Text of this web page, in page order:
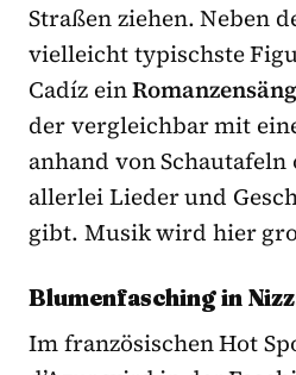
Straßen ziehen. Neben
vielleicht typischste
Cadíz ein
der vergleichbar mit
anhand von Schautafeln
allerlei Lieder und
gibt. Musik wird hier
Blumenfasching in
Im französischen Hot